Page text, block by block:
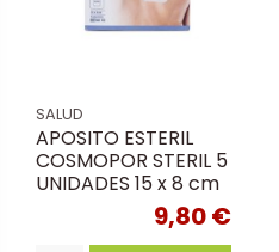
SALUD
APOSITO ESTERIL
COSMOPOR STERIL 5
UNIDADES 15 x 8 cm
9,80 €